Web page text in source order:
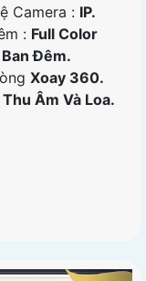
Camera : IP.
: Full Color
Ðêm.
Xoay 360.
Thu Âm Và Loa.